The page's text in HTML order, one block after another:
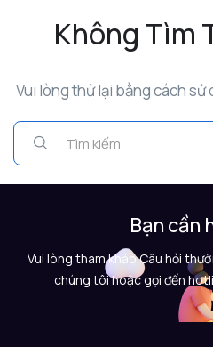
Không Tìm
Vui lòng thử lại bằng cách
Bạn cần
Vui lòng tham khảo Câu hỏi
chúng tôi hoặc gọi đến